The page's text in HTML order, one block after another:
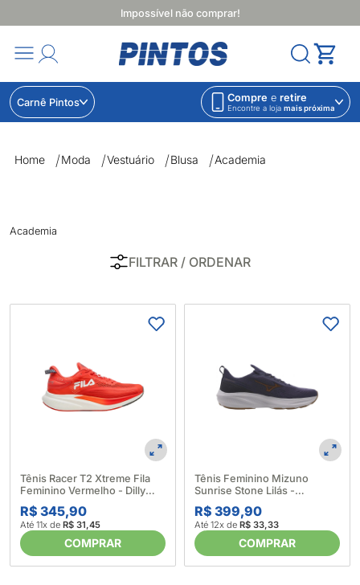
Impossível não comprar!
Carnê Pintos Compre e retire
Encontre a loja mais próxima
Home
Moda Vestuário Blusa Academia
Academia
FILTRAR / ORDENAR
Tênis Racer T2 Xtreme Fila
Feminino Vermelho - Dilly
673757_Vermelho
R$ 345,90
Até 11x de R$ 31,45
COMPRAR
Tênis Feminino Mizuno
Sunrise Stone Lilás -
Vulcabras 678696_Lilas
R$ 399,90
Até 12x de R$ 33,33
COMPRAR